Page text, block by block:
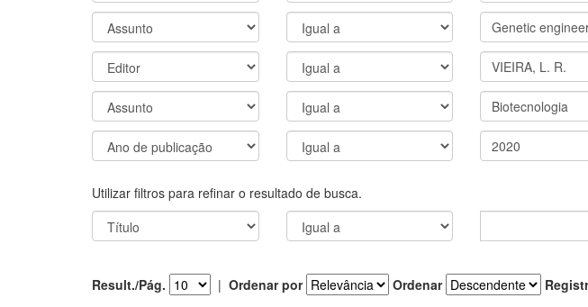
Utilizar filtros para refinar o resultado de busca.
Result./Pág. | Ordenar por Ordenar